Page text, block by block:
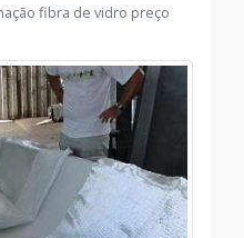
fibra de vidro preço